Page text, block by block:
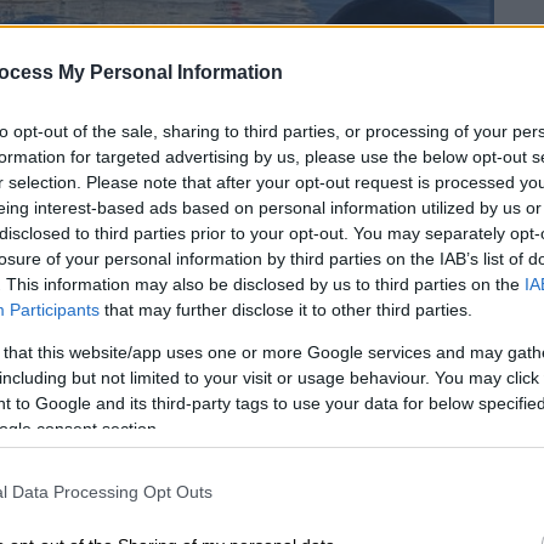
My Personal Information
opt-out of the sale, sharing to third parties, or processing of your
for targeted advertising by us, please use the below opt-out
selection. Please note that after your opt-out request is processed
interest-based ads based on personal information utilized by us
to third parties prior to your opt-out. You may separately
of your personal information by third parties on the IAB’s list of
This information may also be disclosed by us to third parties on the
Participants that may further disclose it to other third parties.
that this website/app uses one or more Google services and may
but not limited to your visit or usage behaviour. You may
to Google and its third-party tags to use your data for below
consent section.
Data Processing Opt Outs
το ΕΘΝΟΣ στη Google
για τις στρατιωτικές ασκήσεις που
μερικές ημέρες αφότου ανέλαβε
τε, και υπογράμμισε πως βλέπει σ' αυτές